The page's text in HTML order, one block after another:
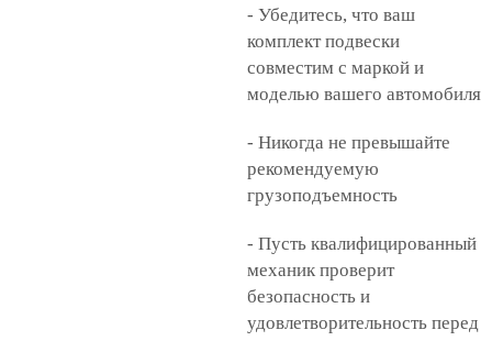
- Убедитесь, что ваш
комплект подвески
совместим с маркой и
моделью вашего автомобиля
- Никогда не превышайте
рекомендуемую
грузоподъемность
- Пусть квалифицированный
механик проверит
безопасность и
удовлетворительность перед